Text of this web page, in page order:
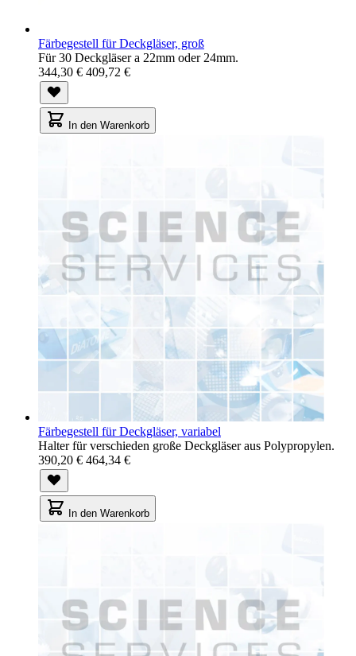
Färbegestell für Deckgläser, groß
Für 30 Deckgläser a 22mm oder 24mm.
344,30 € 409,72 €
In den Warenkorb
Färbegestell für Deckgläser, variabel
Halter für verschieden große Deckgläser aus Polypropylen.
390,20 € 464,34 €
In den Warenkorb